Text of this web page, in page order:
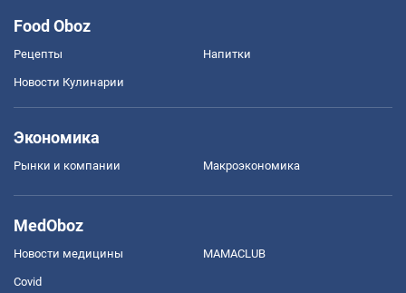
Food Oboz
Рецепты Напитки
Новости Кулинарии
Экономика
Рынки и компании Mакроэкономика
MedOboz
Новости медицины MAMACLUB
Covid